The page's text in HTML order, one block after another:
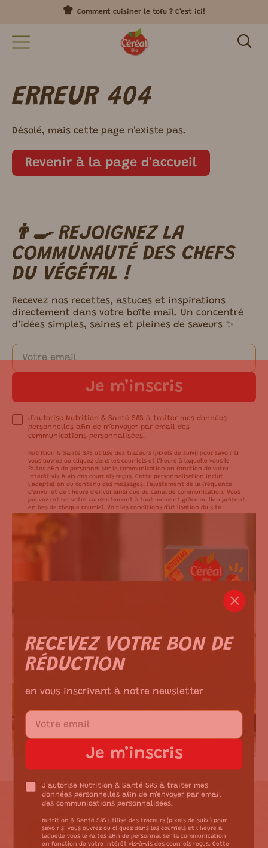
Comment cuisiner le tofu ? C'est ici!
ERREUR 404
Désolé, mais cette page n'existe pas.
Revenir à la page d'accueil
👨‍🍳 REJOIGNEZ LA
COMMUNAUTÉ DES CHEFS
DU VÉGÉTAL !
Recevez nos recettes, astuces et inspirations
directement dans votre boîte mail. Un concentré
d’idées simples, saines et pleines de saveurs ✨
ici.
Je m’inscris
J’autorise Nutrition & Santé SAS à traiter mes données
personnelles afin de m’envoyer par email des
communications personnalisées.
Nutrition & Santé SAS utilise des traceurs (pixels de suivi) pour savoir si
vous ouvrez ou cliquez dans les courriels et l’heure à laquelle vous le
faites afin de personnaliser la communication en fonction de votre
intérêt vis-à-vis des courriels reçus. Cette personnalisation inclut
l’adaptation du contenu des messages, l'ajustement de la fréquence
d’envoi et de l’heure d’envoi ainsi que du canal de communication. Vous
pouvez retirer votre consentement à tout moment grâce au lien présent
en bas de chaque courriel.Voir les conditions d'utilisation du site
RECEVEZ VOTRE BON DE
RÉDUCTION
en vous inscrivant à notre newsletter
Je m’inscris
J’autorise Nutrition & Santé SAS à traiter mes
données personnelles afin de m’envoyer par email
des communications personnalisées.
Nutrition & Santé SAS utilise des traceurs (pixels de suivi) pour
savoir si vous ouvrez ou cliquez dans les courriels et l’heure à
laquelle vous le faites afin de personnaliser la communication
en fonction de votre intérêt vis-à-vis des courriels reçus. Cette